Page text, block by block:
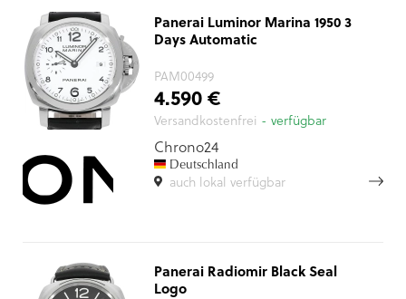
Panerai Luminor Marina 1950 3
Days Automatic
PAM00499
4.590 €
Versandkostenfrei - verfügbar
Chrono24
Deutschland
auch lokal verfügbar
Panerai Radiomir Black Seal
Logo